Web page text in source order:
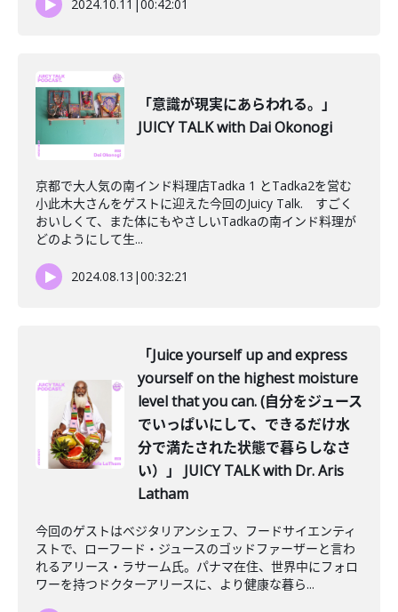
2024.10.11 |00:42:01
「意識が現実にあらわれる。」
JUICY TALK with Dai Okonogi
京都で大人気の南インド料理店Tadka 1 とTadka2を営む
小此木大さんをゲストに迎えた今回のJuicy Talk. すごく
おいしくて、また体にもやさしいTadkaの南インド料理が
どのようにして生...
2024.08.13 |00:32:21
「Juice yourself up and express
yourself on the highest moisture
level that you can. (自分をジュース
でいっぱいにして、できるだけ水
分で満たされた状態で暮らしなさ
い）」 JUICY TALK with Dr. Aris
Latham
今回のゲストはベジタリアンシェフ、フードサイエンティ
ストで、ローフード・ジュースのゴッドファーザーと言わ
れるアリース・ラサーム氏。パナマ在住、世界中にフォロ
ワーを持つドクターアリースに、より健康な暮ら...